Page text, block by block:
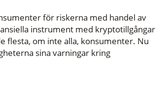
för riskerna med handel av
instrument med kryptotillgångar
flesta, om inte alla, konsumenter. Nu
sina varningar kring